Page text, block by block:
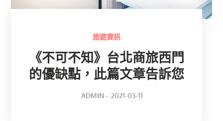
旅遊資訊
《不可不知》台北商旅西門
的優缺點，此篇文章告訴您
ADMIN
POSTED
2021-03-11